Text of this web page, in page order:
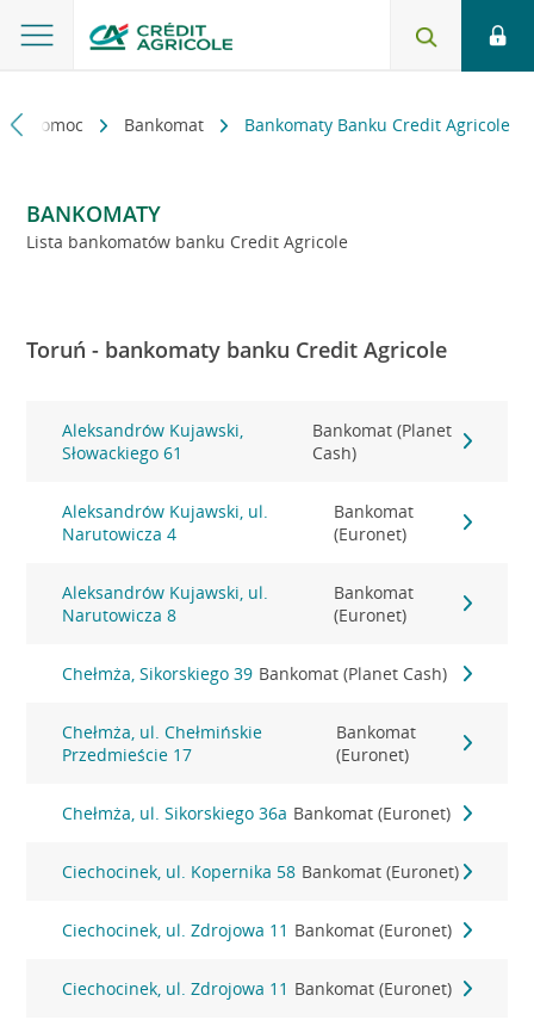
i pomoc Bankomat Bankomaty Banku Credit Agricole
BANKOMATY
Lista bankomatów banku Credit Agricole
Toruń - bankomaty banku Credit Agricole
Aleksandrów Kujawski,
Słowackiego 61
Bankomat (Planet
Cash)
Aleksandrów Kujawski, ul.
Narutowicza 4
Bankomat
(Euronet)
Aleksandrów Kujawski, ul.
Narutowicza 8
Bankomat
(Euronet)
Chełmża, Sikorskiego 39 Bankomat (Planet Cash)
Chełmża, ul. Chełmińskie
Przedmieście 17
Bankomat
(Euronet)
Chełmża, ul. Sikorskiego 36a Bankomat (Euronet)
Ciechocinek, ul. Kopernika 58 Bankomat (Euronet)
Ciechocinek, ul. Zdrojowa 11 Bankomat (Euronet)
Ciechocinek, ul. Zdrojowa 11 Bankomat (Euronet)